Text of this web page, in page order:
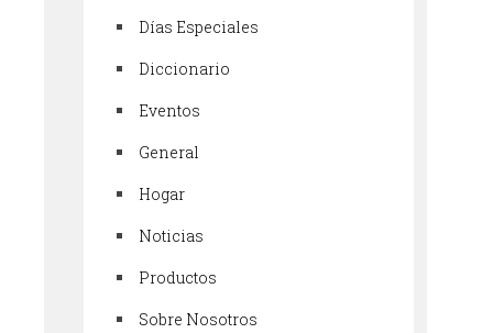
Días Especiales
Diccionario
Eventos
General
Hogar
Noticias
Productos
Sobre Nosotros